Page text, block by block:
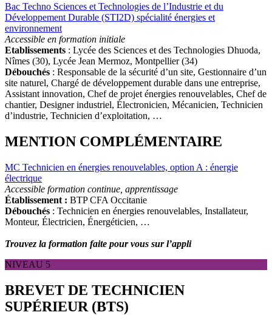
Bac Techno Sciences et Technologies de l’Industrie et du
Développement Durable (STI2D) spécialité énergies et
environnement
Accessible en formation initiale
Etablissements : Lycée des Sciences et des Technologies Dhuoda,
Nîmes (30), Lycée Jean Mermoz, Montpellier (34)
Débouchés : Responsable de la sécurité d’un site, Gestionnaire d’un
site naturel, Chargé de développement durable dans une entreprise,
Assistant innovation, Chef de projet énergies renouvelables, Chef de
chantier, Designer industriel, Électronicien, Mécanicien, Technicien
d’industrie, Technicien d’exploitation, …
MENTION COMPLÉMENTAIRE
MC Technicien en énergies renouvelables, option A : énergie
électrique
Accessible formation continue, apprentissage
Établissement : BTP CFA Occitanie
Débouchés : Technicien en énergies renouvelables, Installateur,
Monteur, Électricien, Énergéticien, …
Trouvez la formation faite pour vous sur l’appli
NIVEAU 5
BREVET DE TECHNICIEN
SUPÉRIEUR (BTS)